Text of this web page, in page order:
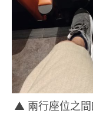
▲ 兩行座位之間